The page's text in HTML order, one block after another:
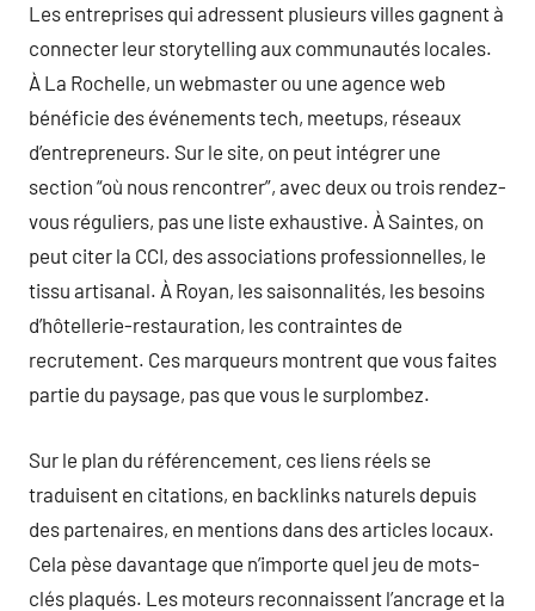
Les entreprises qui adressent plusieurs villes gagnent à
connecter leur storytelling aux communautés locales.
À La Rochelle, un webmaster ou une agence web
bénéficie des événements tech, meetups, réseaux
d’entrepreneurs. Sur le site, on peut intégrer une
section “où nous rencontrer”, avec deux ou trois rendez-
vous réguliers, pas une liste exhaustive. À Saintes, on
peut citer la CCI, des associations professionnelles, le
tissu artisanal. À Royan, les saisonnalités, les besoins
d’hôtellerie-restauration, les contraintes de
recrutement. Ces marqueurs montrent que vous faites
partie du paysage, pas que vous le surplombez.
Sur le plan du référencement, ces liens réels se
traduisent en citations, en backlinks naturels depuis
des partenaires, en mentions dans des articles locaux.
Cela pèse davantage que n’importe quel jeu de mots-
clés plaqués. Les moteurs reconnaissent l’ancrage et la